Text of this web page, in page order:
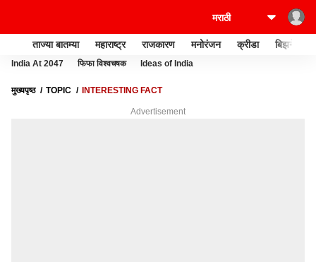
ताज्या बातम्या महाराष्ट्र राजकारण मनोरंजन क्रीडा बिझनेस
India At 2047 फिफा विश्वचषक Ideas of India
मुख्यपृष्ठ TOPIC INTERESTING FACT
Advertisement